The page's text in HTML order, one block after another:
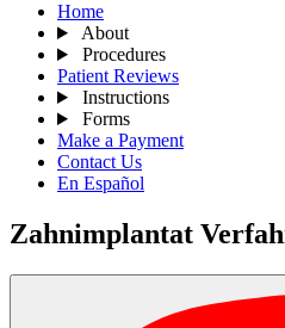
Home
About
Procedures
Patient Reviews
Instructions
Forms
Make a Payment
Contact Us
En Español
Zahnimplantat